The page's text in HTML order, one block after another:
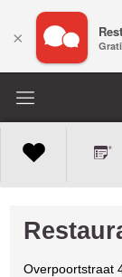
Overpoortstraat
×